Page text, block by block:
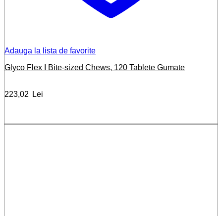
Adauga la lista de favorite
Glyco Flex I Bite-sized Chews, 120 Tablete Gumate
223,02 Lei